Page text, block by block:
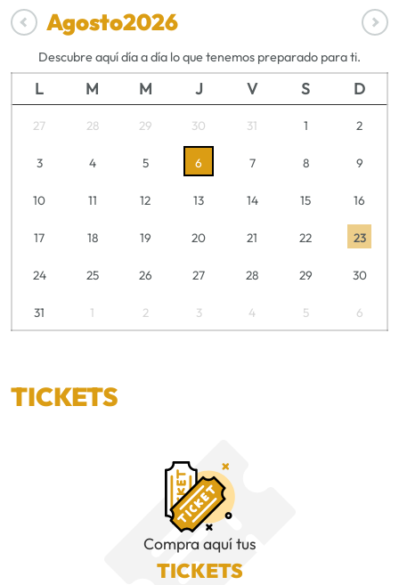
Agosto2026
Descubre aquí día a día lo que tenemos preparado para ti.
L M M J V S D
27 28 29 30 31 1 2
3 4 5 6 7 8 9
10 11 12 13 14 15 16
17 18 19 20 21 22 23
24 25 26 27 28 29 30
31 1 2 3 4 5 6
TICKETS
Compra aquí tus
TICKETS